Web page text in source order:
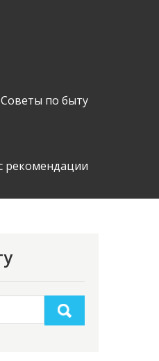
Советы по быту
рекомендации